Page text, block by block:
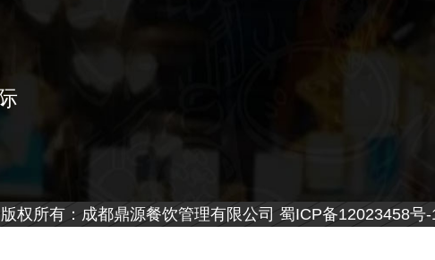
版权所有：成都鼎源餐饮管理有限公司 蜀ICP备12023458号-